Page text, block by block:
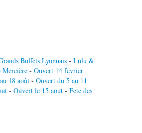
Buffets Lyonnais - Lulu &
Mercière - Ouvert 14 février
18 août - Ouvert du 5 au 11
- Ouvert le 15 aout - Fete des